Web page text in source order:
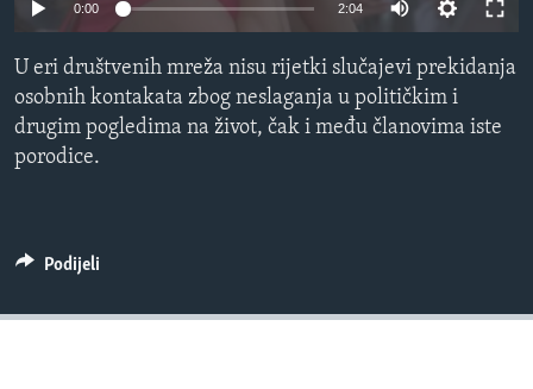
MAGAZIN
O GLASU AMERIKE
Learning English
0:00 2:04
U eri društvenih mreža nisu rijetki slučajevi prekidanja
osobnih kontakata zbog neslaganja u političkim i
drugim pogledima na život, čak i među članovima iste
porodice.
Podijeli